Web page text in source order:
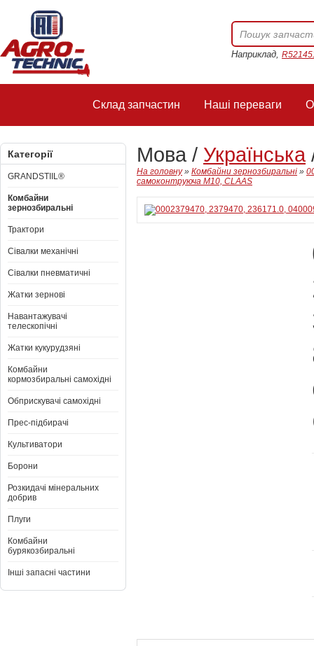
Наприклад,
Склад запчастин Наші переваги
Категорії
GRANDSTIIL®
Комбайни
зернозбиральні
Трактори
Сівалки механічні
Сівалки пневматичні
Жатки зернові
Навантажувачі
телескопічні
Жатки кукурудзяні
Комбайни
кормозбиральні самохідні
Обприскувачі самохідні
Прес-підбирачі
Культиватори
Борони
Розкидачі мінеральних
добрив
Плуги
Комбайни
бурякозбиральні
Інші запасні частини
Мова / Українська
На головну» Комбайни зернозбиральні »
самоконтруюча M10, CLAAS